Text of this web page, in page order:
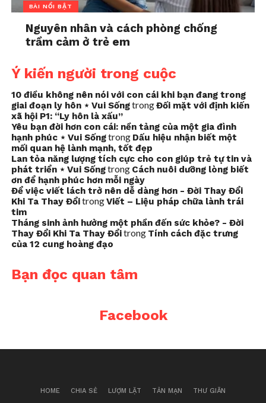
BÀI NỔI BẬT
Nguyên nhân và cách phòng chống
trầm cảm ở trẻ em
Ý kiến người trong cuộc
10 điều không nên nói với con cái khi bạn đang trong
giai đoạn ly hôn ⋆ Vui SốngtrongĐối mặt với định kiến
xã hội P1: “Ly hôn là xấu”
Yêu bạn đời hơn con cái: nền tảng của một gia đình
hạnh phúc ⋆ Vui Sốngtrong Dấu hiệu nhận biết một
mối quan hệ lành mạnh, tốt đẹp
Lan tỏa năng lượng tích cực cho con giúp trẻ tự tin và
phát triển ⋆ Vui Sốngtrong Cách nuôi dưỡng lòng biết
ơn để hạnh phúc hơn mỗi ngày
Để việc viết lách trở nên dễ dàng hơn - Đời Thay Đổi
Khi Ta Thay ĐổitrongViết – Liệu pháp chữa lành trái
tim
Tháng sinh ảnh hưởng một phần đến sức khỏe? - Đời
Thay Đổi Khi Ta Thay Đổitrong Tính cách đặc trưng
của 12 cung hoàng đạo
Bạn đọc quan tâm
Facebook
HOME CHIA SẺ LƯỢM LẶT TẢN MẠN THƯ GIÃN